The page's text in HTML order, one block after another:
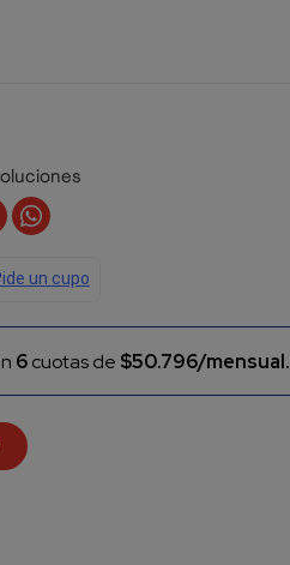
6cuotas de $50.796/mensual.